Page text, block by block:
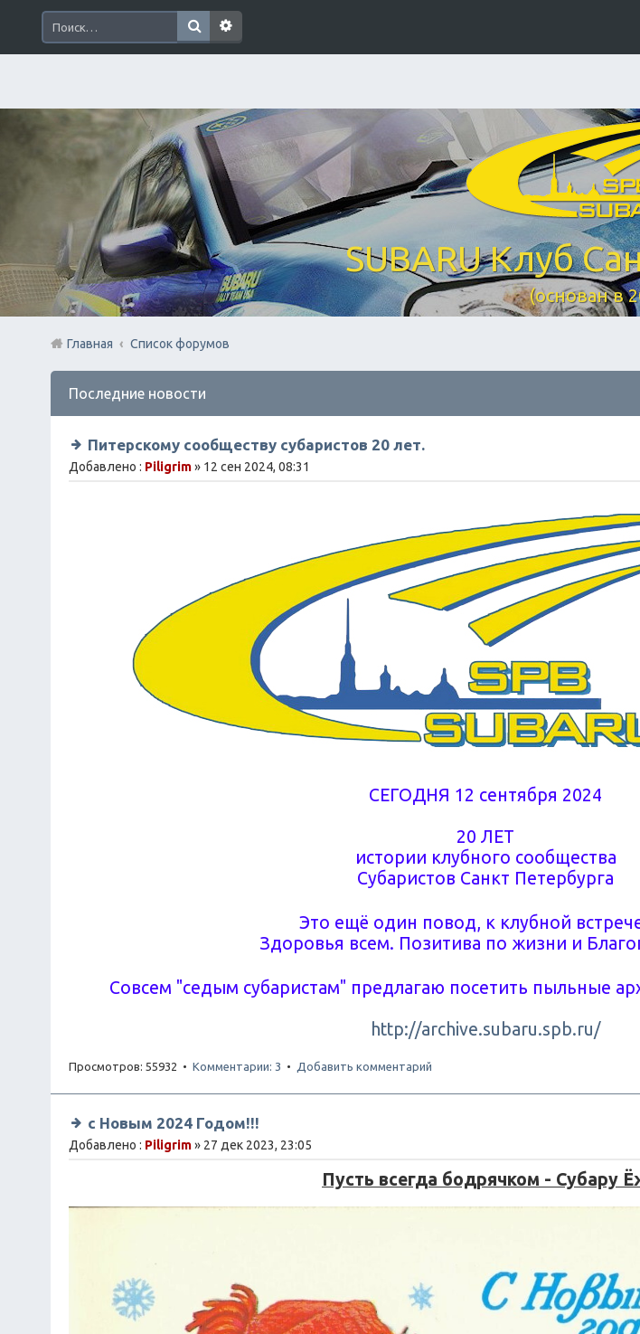
SUBARU Клуб
(основан в
Главная Список форумов
Последние новости
Питерскому сообществу субаристов 20 лет.
Добавлено : Piligrim» 12 сен 2024, 08:31
СЕГОДНЯ 12 сентября 2024
20 ЛЕТ
истории клубного сообщества
Субаристов Санкт Петербурга
Это ещё один повод, к клубной
Здоровья всем. Позитива по жизни и
Совсем "седым субаристам" предлагаю посетить пыльные
http://archive.subaru.spb.ru/
Просмотров: 55932 • Комментарии: 3 • Добавить комментарий
с Новым 2024 Годом!!!
Добавлено : Piligrim» 27 дек 2023, 23:05
Пусть всегда бодрячком - Субару